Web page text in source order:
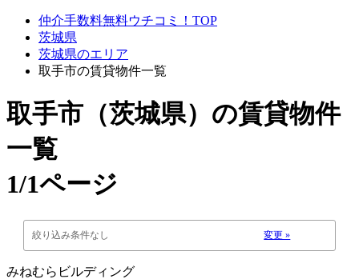
仲介手数料無料ウチコミ！TOP
茨城県
茨城県のエリア
取手市の賃貸物件一覧
取手市（茨城県） の賃貸物件
一覧
1/1ページ
絞り込み条件なし 変更 »
みねむらビルディング